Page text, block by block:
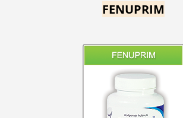
FENUPRIM